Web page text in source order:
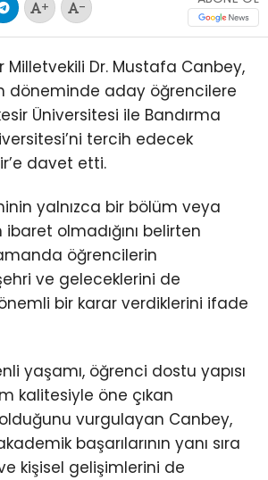
+ -
Milletvekili Dr. Mustafa Canbey,
döneminde aday öğrencilere
Üniversitesi ile Bandırma
tercih edecek
davet etti.
yalnızca bir bölüm veya
olmadığını belirten
öğrencilerin
ve geleceklerini de
bir karar verdiklerini ifade
yaşamı, öğrenci dostu yapısı
kalitesiyle öne çıkan
vurgulayan Canbey,
başarılarının yanı sıra
kişisel gelişimlerini de